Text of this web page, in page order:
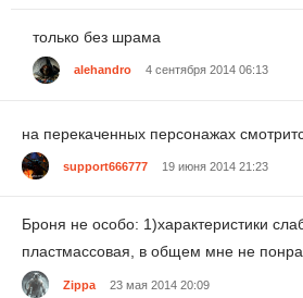
только без шрама
alehandro 4 сентября 2014 06:13
на перекаченных персонажах
support666777 19 июня 2014 21:23
Броня не особо: 1)характеристики
пластмассовая, в общем мне не
Zippa 23 мая 2014 20:09